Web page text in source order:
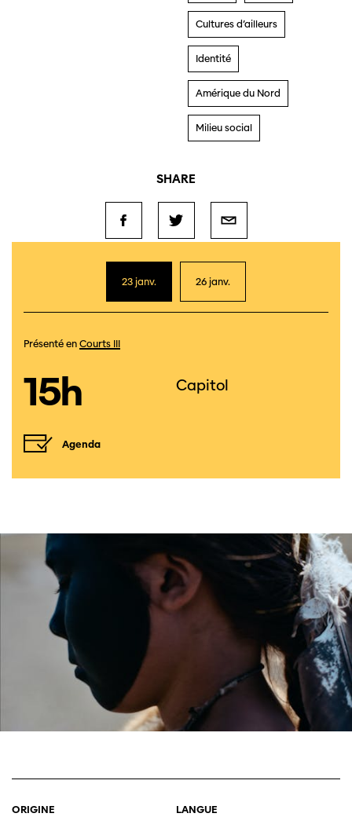
Cultures d’ailleurs
Identité
Amérique du Nord
Milieu social
SHARE
23 janv. 26 janv.
Présenté en Courts III
15h Capitol
Agenda
ORIGINE LANGUE